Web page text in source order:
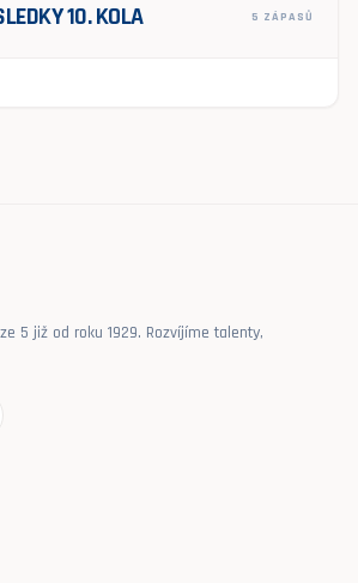
10. KOLA 5 ZÁPASŮ
5 již od roku 1929. Rozvíjíme talenty,